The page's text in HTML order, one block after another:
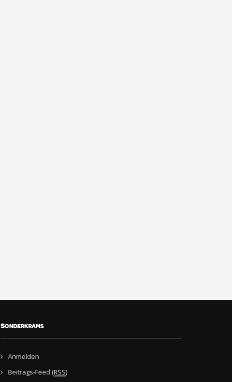
Sonderkrams
Anmelden
Beitrags-Feed (RSS)